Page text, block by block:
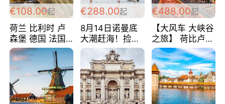
€108.00起
荷兰 比利时 卢
森堡 德国 法国
超爽玩遍西欧 循
环线 全程四星宾
馆 108欧/人/天
€288.00起
8月14日诺曼底
大潮赶海！捡海
鲜！轻轻松松海
边爽玩三日游
288欧/人
€488.00起
【大风车 大峡谷
之旅】 荷比卢德
法 巴黎上下 经
典五国四日游
488欧/人